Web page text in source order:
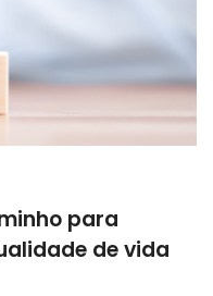
para
de vida